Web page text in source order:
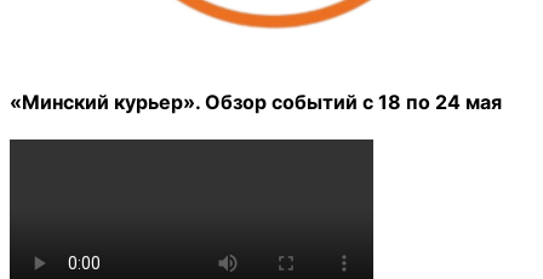
«Минский курьер». Обзор событий с 18 по 24 мая